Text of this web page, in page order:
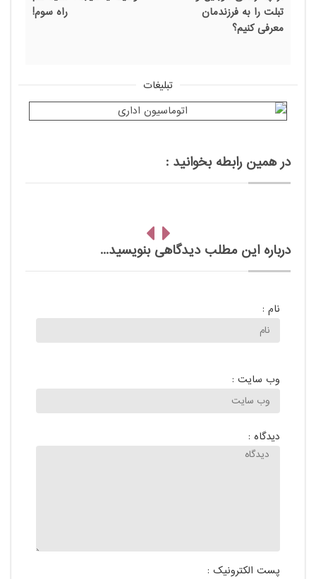
راه سوم!
تبلت را به فرزندمان
معرفی کنیم؟
تبلیغات
در همین رابطه بخوانید :
درباره این مطلب دیدگاهی بنویسید...
نام :
وب سایت :
دیدگاه :
پست الکترونیک :